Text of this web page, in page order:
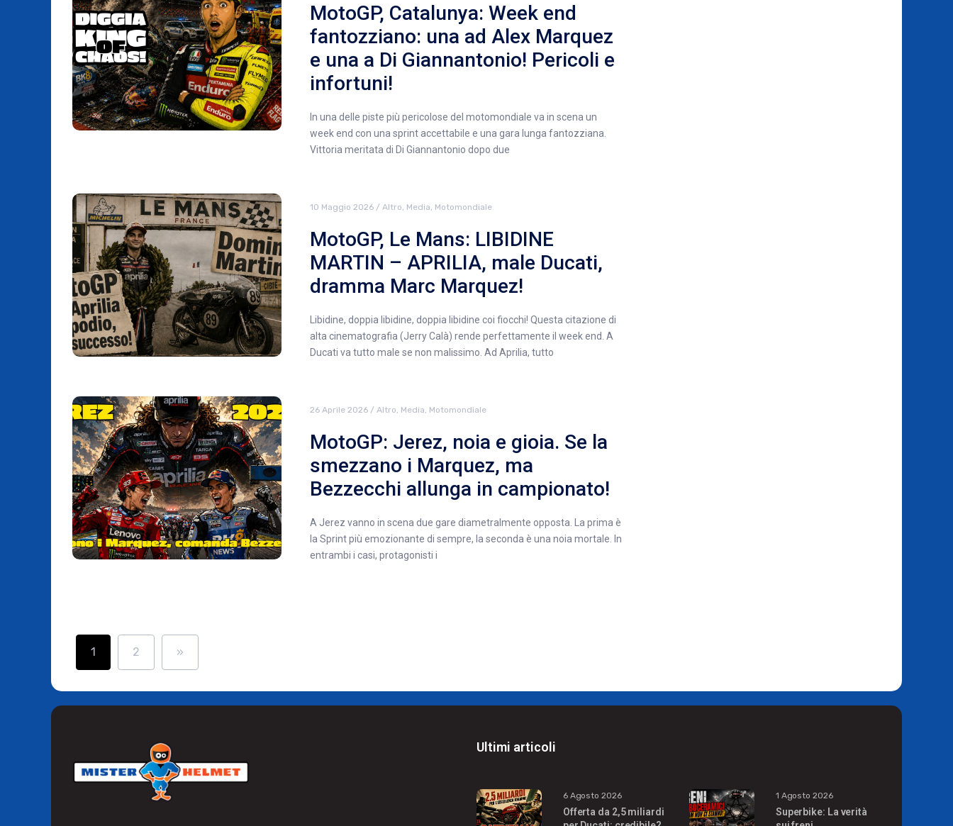
MotoGP, Catalunya: Week end
fantozziano: una ad Alex Marquez
e una a Di Giannantonio! Pericoli e
infortuni!
In una delle piste più pericolose del motomondiale va in scena un
week end con una sprint accettabile e una gara lunga fantozziana.
Vittoria meritata di Di Giannantonio dopo due
10 Maggio 2026 / Altro, Media, Motomondiale
MotoGP, Le Mans: LIBIDINE
MARTIN – APRILIA, male Ducati,
dramma Marc Marquez!
Libidine, doppia libidine, doppia libidine coi fiocchi! Questa citazione di
alta cinematografia (Jerry Calà) rende perfettamente il week end. A
Ducati va tutto male se non malissimo. Ad Aprilia, tutto
26 Aprile 2026 / Altro, Media, Motomondiale
MotoGP: Jerez, noia e gioia. Se la
smezzano i Marquez, ma
Bezzecchi allunga in campionato!
A Jerez vanno in scena due gare diametralmente opposta. La prima è
la Sprint più emozionante di sempre, la seconda è una noia mortale. In
entrambi i casi, protagonisti i
1 2 »
Ultimi articoli
6 Agosto 2026
Offerta da 2,5 miliardi
1 Agosto 2026
Superbike: La verità